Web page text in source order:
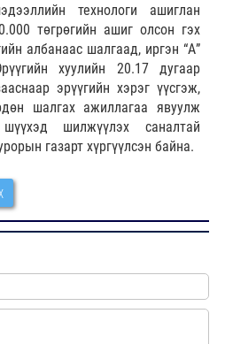
технологи ашиглан
төгрөгийн ашиг олсон гэх
албанаас шалгаад, иргэн “А”
хуулийн 20.17 дугаар
эрүүгийн хэрэг үүсгэж,
шалгах ажиллагаа явуулж
шилжүүлэх саналтай
газарт хүргүүлсэн байна.